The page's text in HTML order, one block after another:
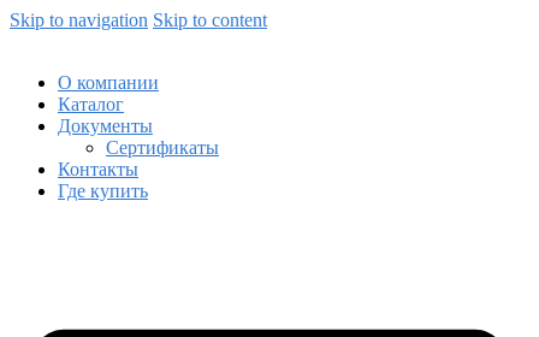
Skip to navigation Skip to content
О компании
Каталог
Документы
Сертификаты
Контакты
Где купить